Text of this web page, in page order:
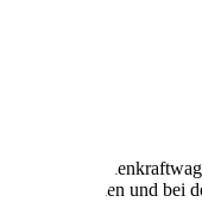
und bei